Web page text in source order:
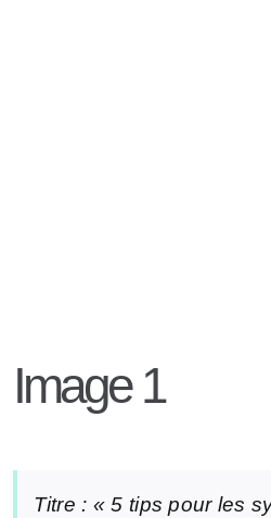
Image 1
Titre : « 5 tips pour les